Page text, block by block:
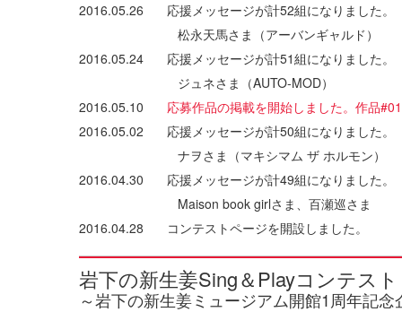
2016.05.26
応援メッセージが計52組になりました。
松永天馬さま（アーバンギャルド）
2016.05.24
応援メッセージが計51組になりました。
ジュネさま（AUTO-MOD）
2016.05.10
応募作品の掲載を開始しました。作品#01
2016.05.02
応援メッセージが計50組になりました。
ナヲさま（マキシマム ザ ホルモン）
2016.04.30
応援メッセージが計49組になりました。
Maison book girlさま、百瀬巡さま
2016.04.28
コンテストページを開設しました。
岩下の新生姜Sing＆Playコンテス
～岩下の新生姜ミュージアム開館1周年記念